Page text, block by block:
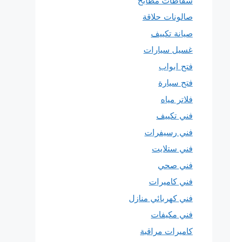
صالونات حلاقة
صيانة تكييف
غسيل سيارات
فتح ابواب
فتح سيارة
فلاتر مياه
فني تكييف
فني رسيفرات
فني ستلايت
فني صحي
فني كاميرات
فني كهربائي منازل
فني مكيفات
كاميرات مراقبة